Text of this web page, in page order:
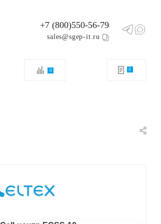
+7 (800)550-56-79
sales@sgep-it.ru
0 0